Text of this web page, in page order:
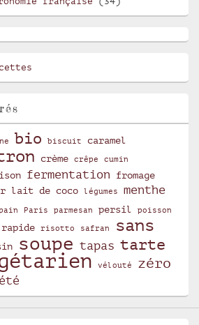
bio biscuit caramel
crème crêpe cumin
fermentation
fromage
lait de coco légumes menthe
Paris parmesan persil poisson
rapide risotto safran
sans
soupe tapas tarte
vélouté
zéro
été